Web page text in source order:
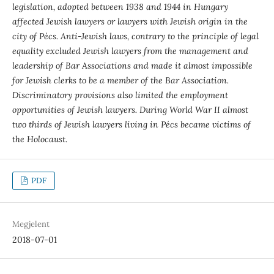
legislation, adopted between 1938 and 1944 in Hungary
affected Jewish lawyers or lawyers with Jewish origin in the
city of Pécs. Anti-Jewish laws, contrary to the principle of legal
equality excluded Jewish lawyers from the management and
leadership of Bar Associations and made it almost impossible
for Jewish clerks to be a member of the Bar Association.
Discriminatory provisions also limited the employment
opportunities of Jewish lawyers. During World War II almost
two thirds of Jewish lawyers living in Pécs became victims of
the Holocaust.
PDF
Megjelent
2018-07-01